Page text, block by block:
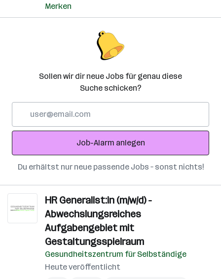
Merken
Sollen wir dir neue Jobs für genau diese
Suche schicken?
Adresse
Job-Alarm anlegen
Du erhältst nur neue passende Jobs – sonst nichts!
HR Generalist:in (m/w/d) -
Abwechslungsreiches
Aufgabengebiet mit
Gestaltungsspielraum
Gesundheitszentrum für Selbständige
Heute veröffentlicht